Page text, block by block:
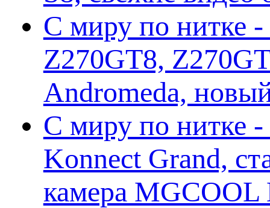
С миру по нитке -
Z270GT8,
Andromeda,
С миру по нитке -
Konnect Grand,
камера MGCOOL